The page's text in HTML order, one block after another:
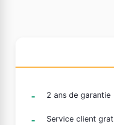
2 ans de garantie
Service client